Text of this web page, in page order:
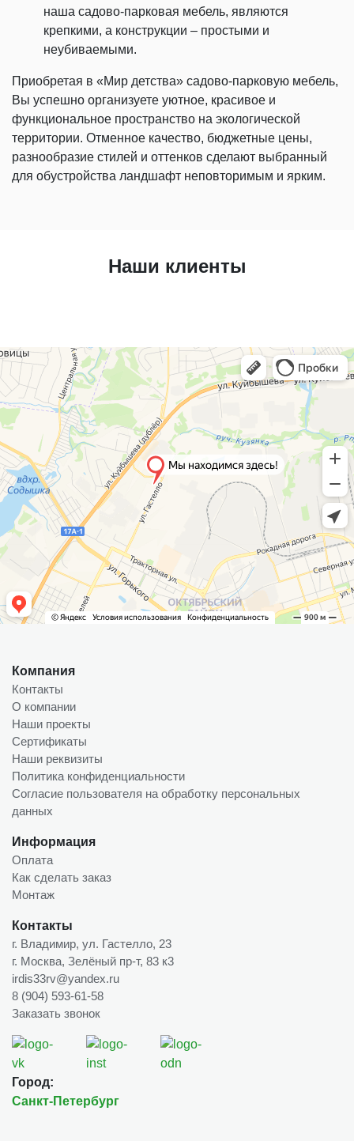
наша садово-парковая мебель, являются
крепкими, а конструкции – простыми и
неубиваемыми.
Приобретая в «Мир детства» садово-парковую мебель,
Вы успешно организуете уютное, красивое и
функциональное пространство на экологической
территории. Отменное качество, бюджетные цены,
разнообразие стилей и оттенков сделают выбранный
для обустройства ландшафт неповторимым и ярким.
Наши клиенты
Компания
Контакты
О компании
Наши проекты
Сертификаты
Наши реквизиты
Политика конфиденциальности
Согласие пользователя на обработку персональных
данных
Информация
Оплата
Как сделать заказ
Монтаж
Контакты
г. Владимир, ул. Гастелло, 23
г. Москва, Зелёный пр-т, 83 к3
irdis33rv@yandex.ru
8 (904) 593-61-58
Заказать звонок
Город:
Санкт-Петербург